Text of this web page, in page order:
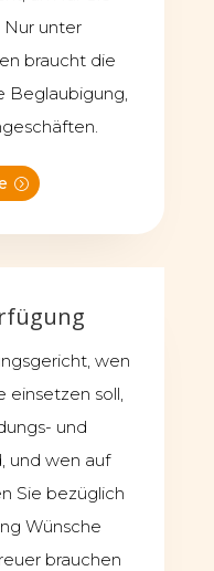
Nur unter
braucht die
Beglaubigung,
wen
einsetzen soll,
und
und wen auf
Sie bezüglich
Wünsche
brauchen